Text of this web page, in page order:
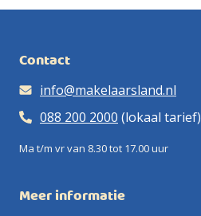
Contact
info@makelaarsland.nl
088 200 2000 (lokaal tarief)
Ma t/m vr van 8.30 tot 17.00 uur
Meer informatie